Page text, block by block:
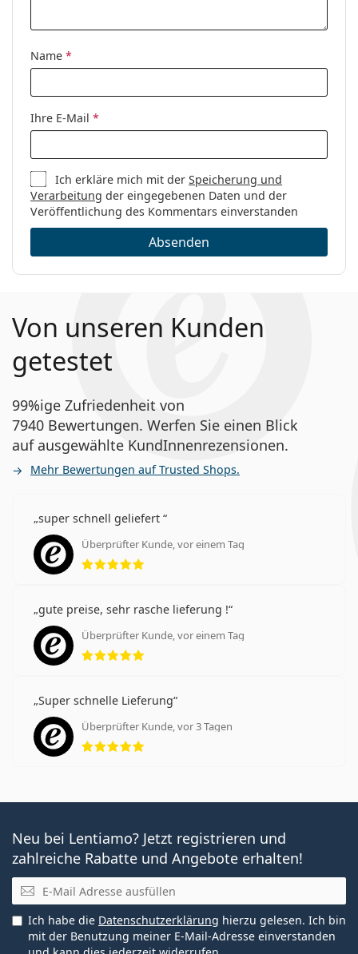
Name *
Ihre E-Mail *
Ich erkläre mich mit derSpeicherung und
Verarbeitung der eingegebenen Daten und der
Veröffentlichung des Kommentars einverstanden
Absenden
Von unseren Kunden
getestet
99%ige Zufriedenheit von
7940 Bewertungen. Werfen Sie einen Blick
auf ausgewählte KundInnenrezensionen.
Mehr Bewertungen auf Trusted Shops.
super schnell geliefert
Überprüfter Kunde, vor einem Tag
Bewertung 5 aus 5
gute preise, sehr rasche lieferung !
Überprüfter Kunde, vor einem Tag
Bewertung 5 aus 5
Super schnelle Lieferung
Überprüfter Kunde, vor 3 Tagen
Bewertung 5 aus 5
Neu bei Lentiamo? Jetzt registrieren und
zahlreiche Rabatte und Angebote erhalten!
E-Mail
Ich habe die Datenschutzerklärung hierzu gelesen. Ich bin
mit der Benutzung meiner E-Mail-Adresse einverstanden